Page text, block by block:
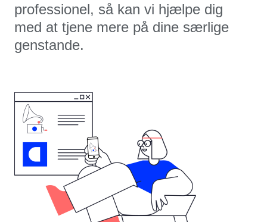
professionel, så kan vi hjælpe dig
med at tjene mere på dine særlige
genstande.